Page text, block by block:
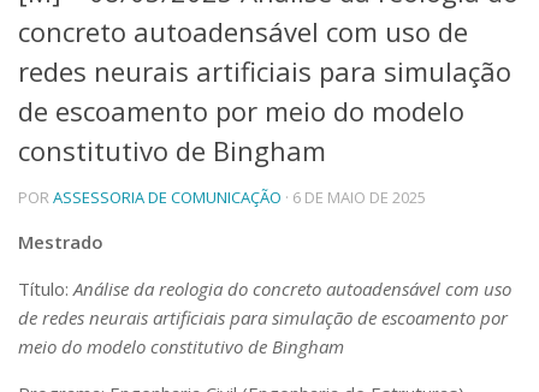
Telefones e Mapas
Pessoas
Ensino
Graduação
Pós-Graduação
Cursos de Extensão
Pesquisa e Inovação
Centros, Núcleos e Projetos em Rede
Pós-doutorado
Iniciação Científica
concreto autoadensável com uso de
redes neurais artificiais para simulação
de escoamento por meio do modelo
constitutivo de Bingham
PORASSESSORIA DE COMUNICAÇÃO · 6 DE MAIO DE 2025
Mestrado
Título: Análise da reologia do concreto autoadensável com uso
de redes neurais artificiais para simulação de escoamento por
meio do modelo constitutivo de Bingham